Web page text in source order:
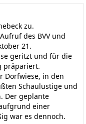
zu.
des BVV und
21.
geritzt und für die
präpariert.
Dorfwiese, in den
Schaulustige und
Der geplante
einer
war es dennoch.